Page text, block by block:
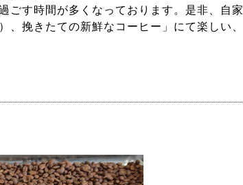
ごす時間が多くなっております。是非、自家
、挽きたての新鮮なコーヒー」にて楽しい、